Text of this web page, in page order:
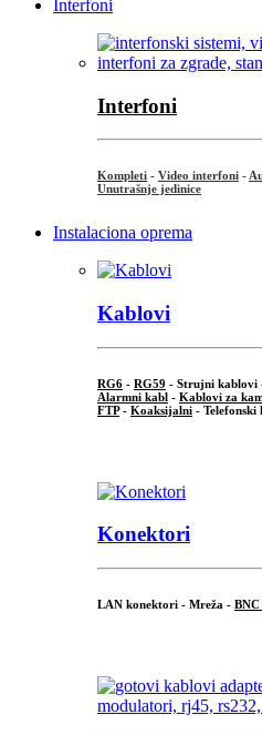
Interfoni
Interfoni
Kompleti - Video interfoni -
Unutrašnje jedinice
Instalaciona oprema
Kablovi
RG6 - RG59 - Strujni kablovi
Alarmni kabl - Kablovi za
FTP- Koaksijalni - Telefonski
Konektori
LAN konektori - Mreža -